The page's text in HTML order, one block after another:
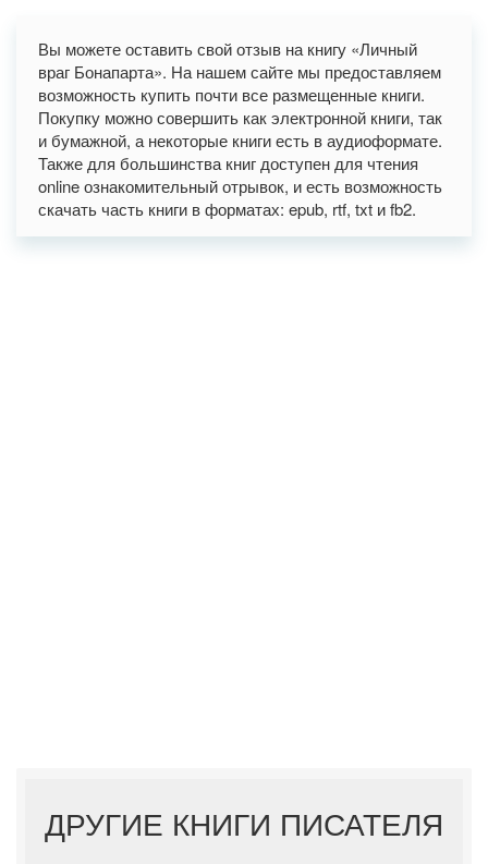
Вы можете оставить свой отзыв на книгу «Личный
враг Бонапарта». На нашем сайте мы предоставляем
возможность купить почти все размещенные книги.
Покупку можно совершить как электронной книги, так
и бумажной, а некоторые книги есть в аудиоформате.
Также для большинства книг доступен для чтения
online ознакомительный отрывок, и есть возможность
скачать часть книги в форматах: epub, rtf, txt и fb2.
ДРУГИЕ КНИГИ ПИСАТЕЛЯ